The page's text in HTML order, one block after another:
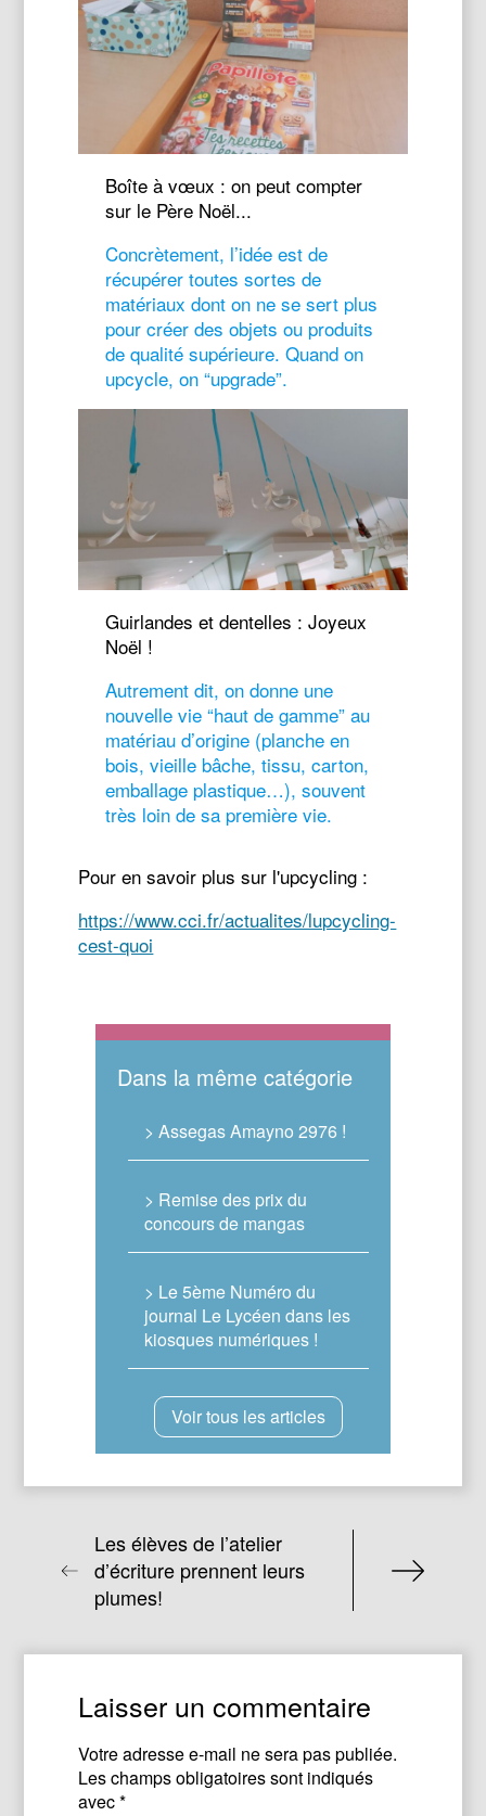
Boîte à vœux : on peut compter
sur le Père Noël...
Concrètement, l’idée est de
récupérer toutes sortes de
matériaux dont on ne se sert plus
pour créer des objets ou produits
de qualité supérieure. Quand on
upcycle, on “upgrade”.
Guirlandes et dentelles : Joyeux
Noël !
Autrement dit, on donne une
nouvelle vie “haut de gamme” au
matériau d’origine (planche en
bois, vieille bâche, tissu, carton,
emballage plastique…), souvent
très loin de sa première vie.
Pour en savoir plus sur l'upcycling :
https://www.cci.fr/actualites/lupcycling-
cest-quoi
Dans la même catégorie
> Assegas Amayno 2976 !
> Remise des prix du
concours de mangas
> Le 5ème Numéro du
journal Le Lycéen dans les
kiosques numériques !
Voir tous les articles
Les élèves de l’atelier
d’écriture prennent leurs
plumes!
Laisser un commentaire
Votre adresse e-mail ne sera pas publiée.
Les champs obligatoires sont indiqués
avec*